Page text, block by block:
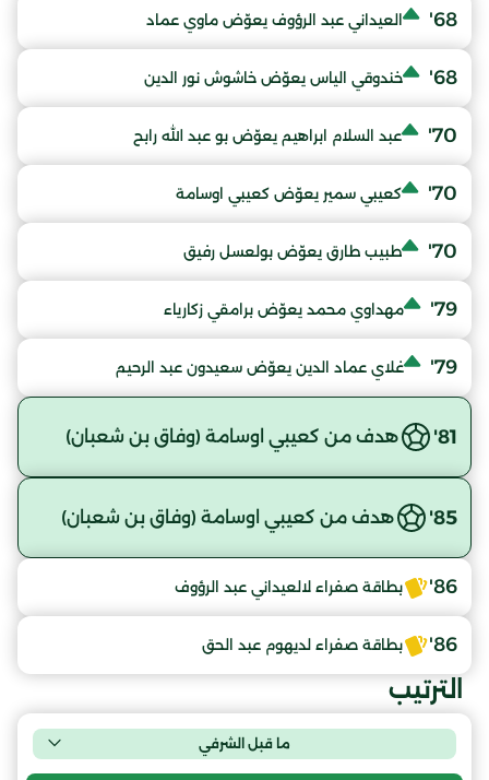
68' العيداني عبد الرؤوف يعوّض ماوي عماد
68' خندوقي الياس يعوّض خاشوش نور الدين
70' عبد السلام ابراهيم يعوّض بو عبد الله رابح
70' كعيبي سمير يعوّض كعيبي اوسامة
70' طبيب طارق يعوّض بولعسل رفيق
79' مهداوي محمد يعوّض برامقي زكارياء
79' غلاي عماد الدين يعوّض سعيدون عبد الرحيم
81' هدف من كعيبي اوسامة (وفاق بن شعبان)
85' هدف من كعيبي اوسامة (وفاق بن شعبان)
86' بطاقة صفراء لالعيداني عبد الرؤوف
86' بطاقة صفراء لديهوم عبد الحق
الترتيب
ما قبل الشرفي